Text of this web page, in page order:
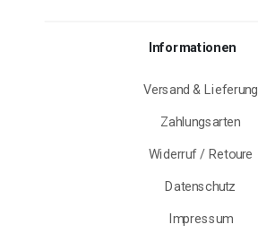
Informationen
Versand & Lieferung
Zahlungsarten
Widerruf / Retoure
Datenschutz
Impressum